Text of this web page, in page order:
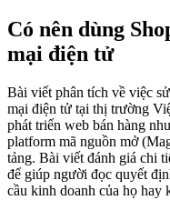
Có nên dùng
mại điện tử
Bài viết phân tích về việc
mại điện tử tại thị trường
phát triển web bán hàng
platform mã nguồn mở
tảng. Bài viết đánh giá chi
để giúp người đọc quyết
cầu kinh doanh của họ hay